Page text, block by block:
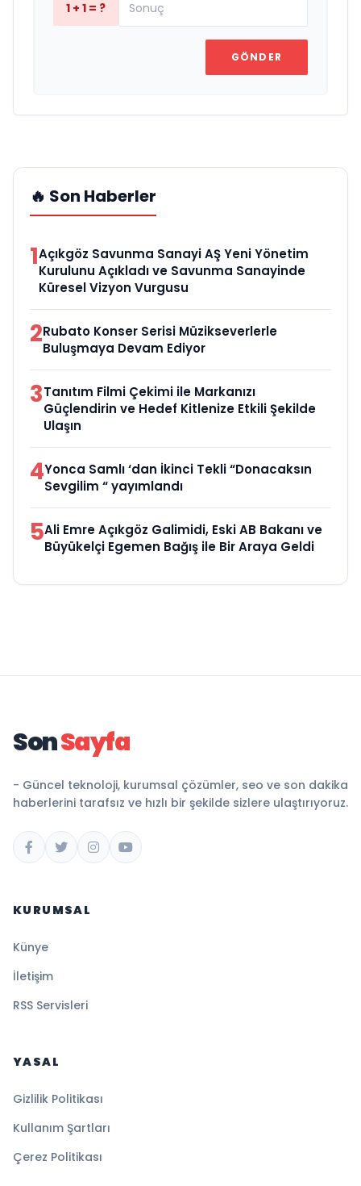
1 + 1 = ?
GÖNDER
🔥 Son Haberler
1Açıkgöz Savunma Sanayi AŞ Yeni Yönetim
Kurulunu Açıkladı ve Savunma Sanayinde
Küresel Vizyon Vurgusu
2Rubato Konser Serisi Müzikseverlerle
Buluşmaya Devam Ediyor
3Tanıtım Filmi Çekimi ile Markanızı
Güçlendirin ve Hedef Kitlenize Etkili Şekilde
Ulaşın
4Yonca Samlı ‘dan İkinci Tekli “Donacaksın
Sevgilim “ yayımlandı
5Ali Emre Açıkgöz Galimidi, Eski AB Bakanı ve
Büyükelçi Egemen Bağış ile Bir Araya Geldi
SonSayfa
- Güncel teknoloji, kurumsal çözümler, seo ve son dakika
haberlerini tarafsız ve hızlı bir şekilde sizlere ulaştırıyoruz.
KURUMSAL
Künye
İletişim
RSS Servisleri
YASAL
Gizlilik Politikası
Kullanım Şartları
Çerez Politikası